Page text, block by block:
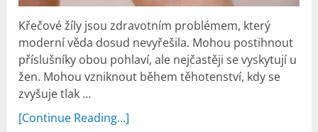
Křečové žíly jsou zdravotním problémem, který
moderní věda dosud nevyřešila. Mohou postihnout
příslušníky obou pohlaví, ale nejčastěji se vyskytují u
žen. Mohou vzniknout během těhotenství, kdy se
zvyšuje tlak …
[Continue Reading...]